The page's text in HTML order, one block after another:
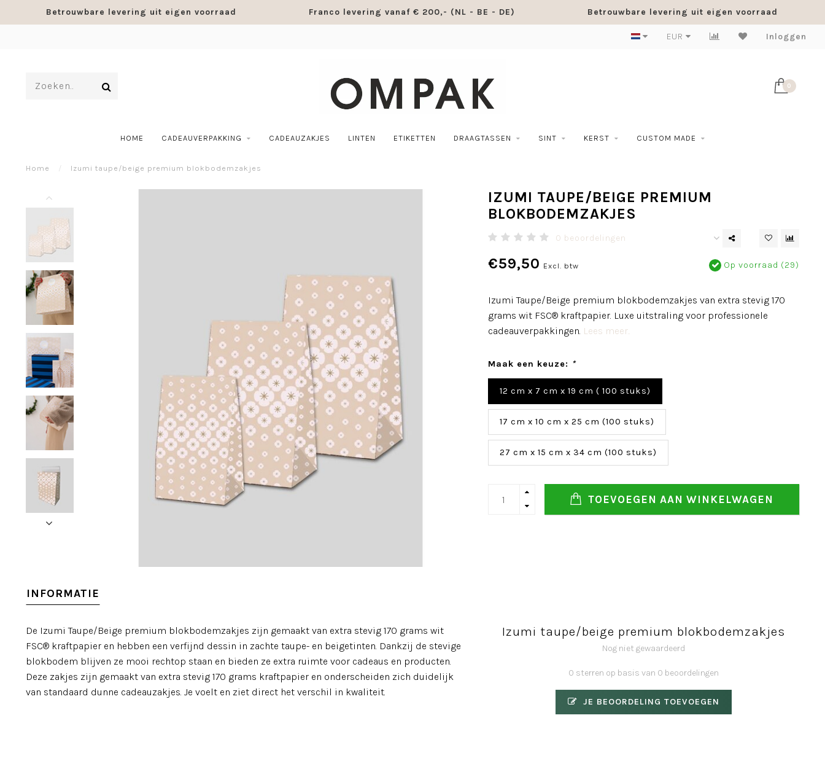
Betrouwbare levering uit eigen voorraad Franco levering vanaf € 200,- (NL - BE - DE) Betrouwbare levering uit eigen voorraad
EUR Inloggen
0
HOME CADEAUVERPAKKING CADEAUZAKJES LINTEN ETIKETTEN DRAAGTASSEN SINT KERST CUSTOM MADE
Home / Izumi taupe/beige premium blokbodemzakjes
IZUMI TAUPE/BEIGE PREMIUM
BLOKBODEMZAKJES
0 beoordelingen
€59,50 Excl. btw Op voorraad (29)
Izumi Taupe/Beige premium blokbodemzakjes van extra stevig 170
grams wit FSC® kraftpapier. Luxe uitstraling voor professionele
cadeauverpakkingen. Lees meer..
Maak een keuze: *
12 cm x 7 cm x 19 cm ( 100 stuks)
17 cm x 10 cm x 25 cm (100 stuks)
27 cm x 15 cm x 34 cm (100 stuks)
TOEVOEGEN AAN WINKELWAGEN
INFORMATIE
De Izumi Taupe/Beige premium blokbodemzakjes zijn gemaakt van extra stevig 170 grams wit
FSC® kraftpapier en hebben een verfijnd dessin in zachte taupe- en beigetinten. Dankzij de stevige
blokbodem blijven ze mooi rechtop staan en bieden ze extra ruimte voor cadeaus en producten.
Deze zakjes zijn gemaakt van extra stevig 170 grams kraftpapier en onderscheiden zich duidelijk
van standaard dunne cadeauzakjes. Je voelt en ziet direct het verschil in kwaliteit.
Izumi taupe/beige premium blokbodemzakjes
Nog niet gewaardeerd
0 sterren op basis van 0 beoordelingen
JE BEOORDELING TOEVOEGEN